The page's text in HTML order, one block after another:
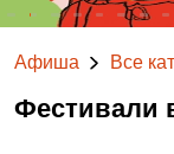
Афиша Все
Фестивали